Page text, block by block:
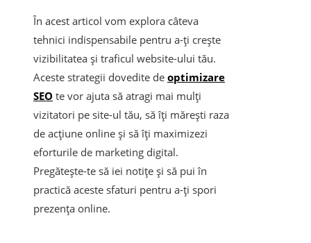
În acest articol vom explora câteva
tehnici indispensabile pentru a-ți crește
vizibilitatea și traficul website-ului tău.
Aceste strategii dovedite de optimizare
SEO te vor ajuta să atragi mai mulți
vizitatori pe site-ul tău, să îți mărești raza
de acțiune online și să îți maximizezi
eforturile de marketing digital.
Pregătește-te să iei notițe și să pui în
practică aceste sfaturi pentru a-ți spori
prezența online.